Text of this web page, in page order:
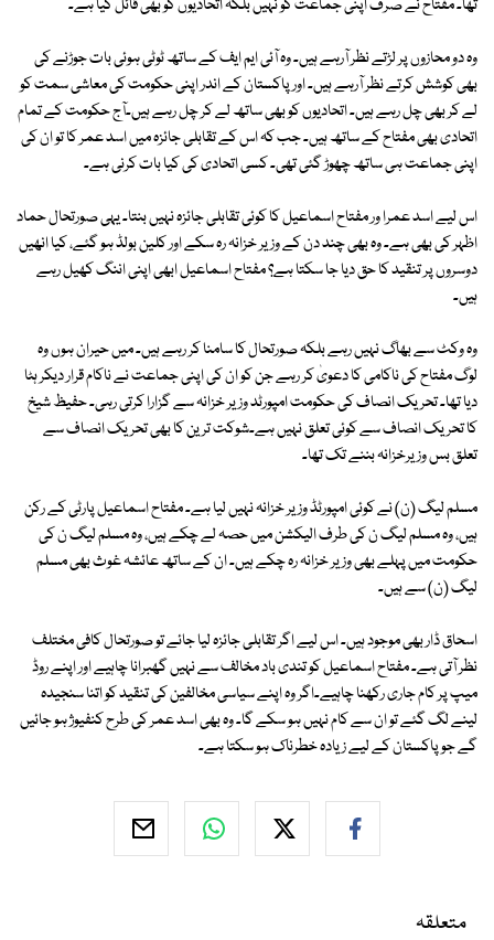
تھا۔ مفتاح نے صرف اپنی جماعت کو نہیں بلکہ اتحادیوں کو بھی قائل کیا ہے۔
وہ دو محازوں پر لڑتے نظر آرہے ہیں۔ وہ آئی ایم ایف کے ساتھ ٹوٹی ہوئی بات جوڑنے کی
بھی کوشش کرتے نظر آرہے ہیں۔ اور پاکستان کے اندر اپنی حکومت کی معاشی سمت کو
لے کر بھی چل رہے ہیں۔ اتحادیوں کو بھی ساتھ لے کر چل رہے ہیں۔آج حکومت کے تمام
اتحادی بھی مفتاح کے ساتھ ہیں۔ جب کہ اس کے تقابلی جائزہ میں اسد عمر کا تو ان کی
اپنی جماعت ہی ساتھ چھوڑ گئی تھی۔ کسی اتحادی کی کیا بات کرنی ہے۔
اس لیے اسد عمرا ور مفتاح اسماعیل کا کوئی تقابلی جائزہ نہیں بنتا۔ یہی صورتحال حماد
اظہر کی بھی ہے۔ وہ بھی چند دن کے وزیر خزانہ رہ سکے اور کلین بولڈ ہو گئے، کیا انھیں
دوسروں پر تنقید کا حق دیا جا سکتا ہے؟ مفتاح اسماعیل ابھی اپنی اننگ کھیل رہے
ہیں۔
وہ وکٹ سے بھاگ نہیں رہے بلکہ صورتحال کا سامنا کر رہے ہیں۔ میں حیران ہوں وہ
لوگ مفتاح کی ناکامی کا دعویٰ کر رہے جن کو ان کی اپنی جماعت نے ناکام قرار دیکر ہٹا
دیا تھا۔ تحریک انصاف کی حکومت امپورٹد وزیر خزانہ سے گزارا کرتی رہی۔ حفیظ شیخ
کا تحریک انصاف سے کوئی تعلق نہیں ہے۔شوکت ترین کا بھی تحریک انصاف سے
تعلق بس وزیرخزانہ بننے تک تھا۔
مسلم لیگ (ن) نے کوئی امپورٹڈ وزیر خزانہ نہیں لیا ہے۔ مفتاح اسماعیل پارٹی کے رکن
ہیں، وہ مسلم لیگ ن کی طرف الیکشن میں حصہ لے چکے ہیں، وہ مسلم لیگ ن کی
حکومت میں پہلے بھی وزیر خزانہ رہ چکے ہیں۔ ان کے ساتھ عائشہ غوث بھی مسلم
لیگ (ن) سے ہیں۔
اسحاق ڈار بھی موجود ہیں۔ اس لیے اگر تقابلی جائزہ لیا جائے تو صورتحال کافی مختلف
نظر آتی ہے۔ مفتاح اسماعیل کو تندی باد مخالف سے نہیں گھبرانا چاہیے اور اپنے روڈ
میپ پر کام جاری رکھنا چاہیے۔اگر وہ اپنے سیاسی مخالفین کی تنقید کو اتنا سنجیدہ
لینے لگ گئے تو ان سے کام نہیں ہو سکے گا۔ وہ بھی اسد عمر کی طرح کنفیوژ ہو جائیں
گے جو پاکستان کے لیے زیادہ خطرناک ہو سکتا ہے۔
متعلقہ